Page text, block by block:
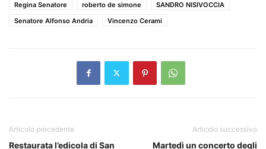
Regina Senatore
roberto de simone
SANDRO NISIVOCCIA
Senatore Alfonso Andria
Vincenzo Cerami
Articolo precedente
Restaurata l’edicola di San
Articolo successivo
Martedì un concerto degli